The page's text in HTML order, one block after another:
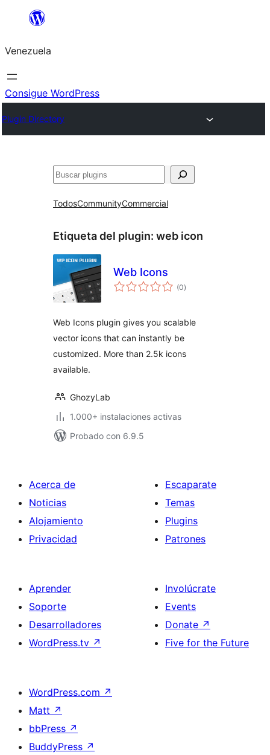
Saltar
contenido
Venezuela
Consigue WordPress
Plugin Directory
Buscar
TodosCommunityCommercial
Etiqueta del plugin: web icon
Web Icons
(0total
de
)
Web Icons plugin gives you scalable
vector icons that can instantly be
customized. More than 2.5k icons
available.
GhozyLab
1.000+ instalaciones activas
Probado con 6.9.5
Acerca de
Noticias
Alojamiento
Privacidad
Escaparate
Temas
Plugins
Patrones
Aprender
Soporte
Desarrolladores
WordPress.tv ↗
Involúcrate
Events
Donate ↗
Five for the Future
WordPress.com ↗
Matt ↗
bbPress ↗
BuddyPress ↗